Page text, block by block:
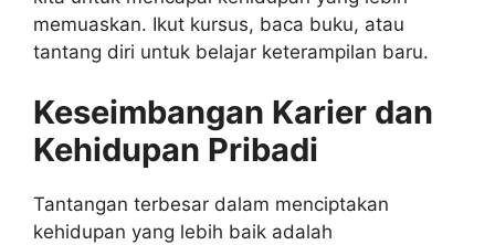
memuaskan. Ikut kursus, baca buku, atau
tantang diri untuk belajar keterampilan baru.
Keseimbangan Karier dan
Kehidupan Pribadi
Tantangan terbesar dalam menciptakan
kehidupan yang lebih baik adalah